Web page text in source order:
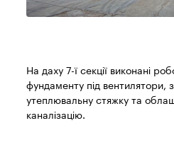
На даху 7-ї секції виконані
фундаменту під вентилятори,
утеплювальну стяжку та
каналізацію.